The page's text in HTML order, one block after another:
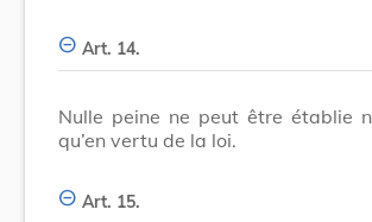
Art. 14.
Nulle peine ne peut être établie
qu’en vertu de la loi.
Art. 15.